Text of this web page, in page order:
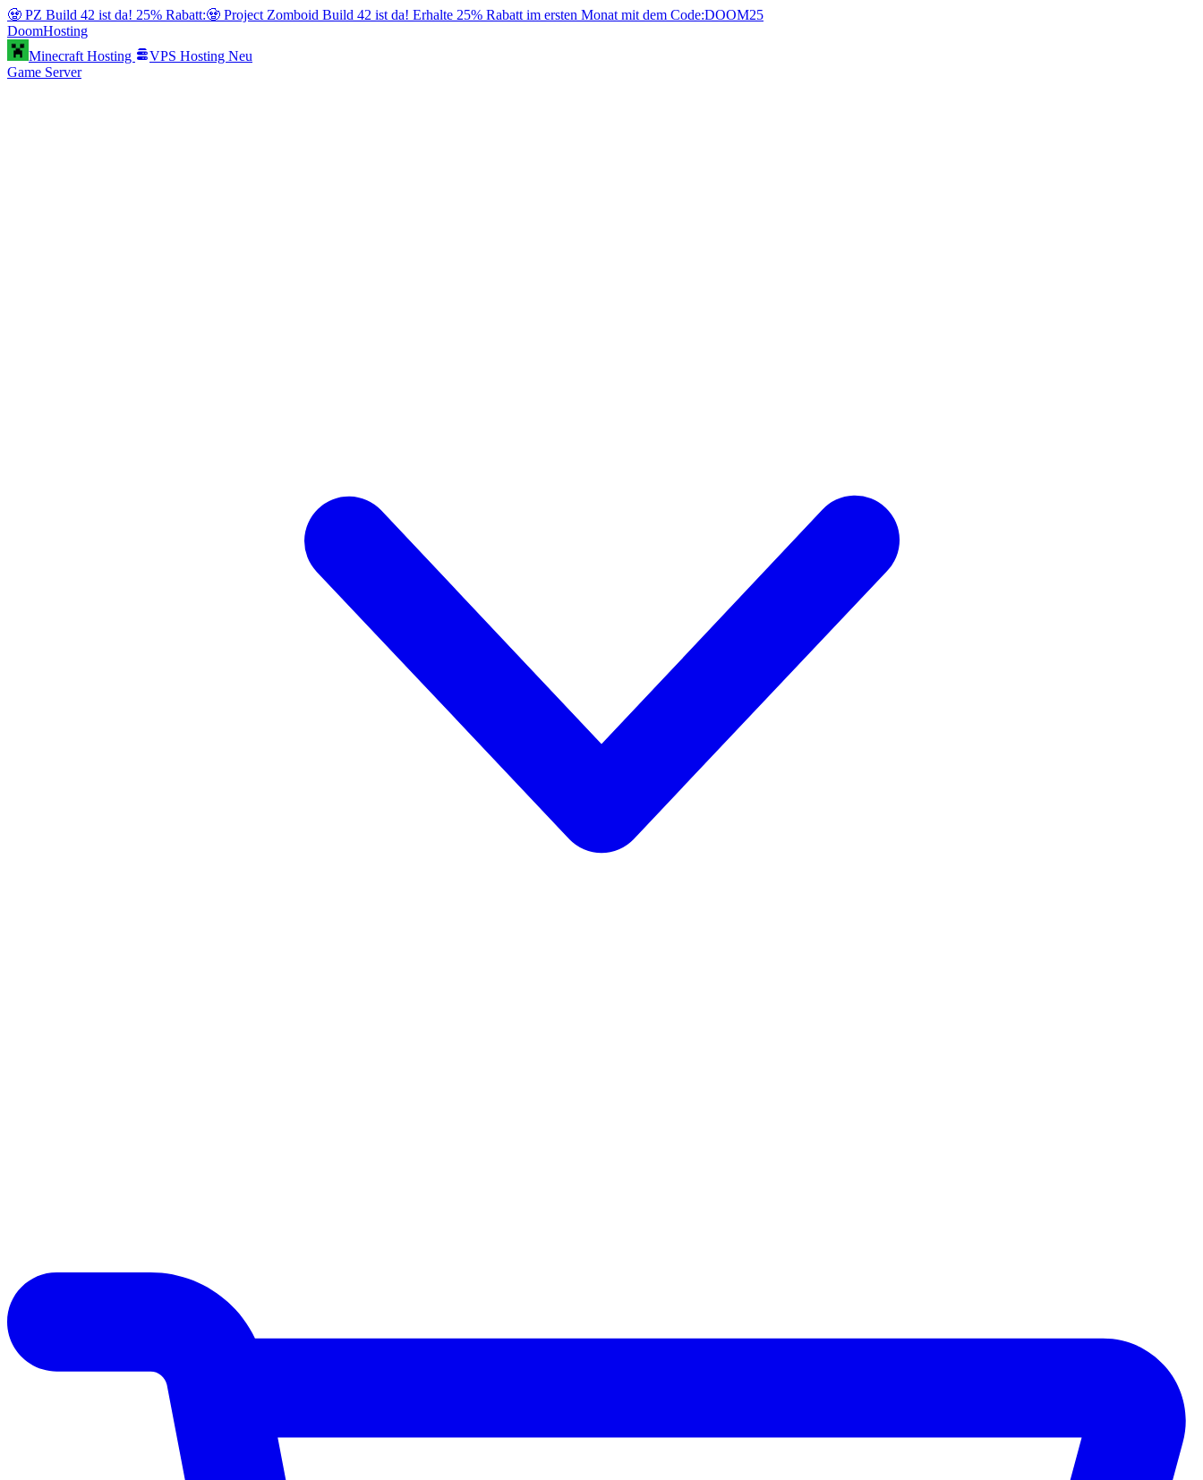
🧟 PZ Build 42 ist da! 25% Rabatt:🧟 Project Zomboid Build 42 ist da! Erhalte 25% Rabatt im ersten Monat mit dem Code:DOOM25
DoomHosting
Minecraft Hosting
VPS Hosting Neu
Game Server